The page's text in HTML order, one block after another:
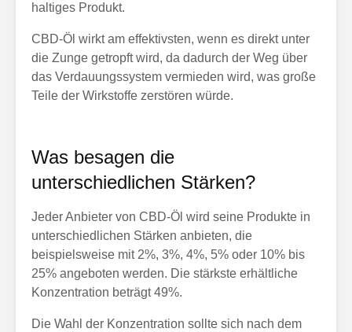
haltiges Produkt.
CBD-Öl wirkt am effektivsten, wenn es direkt unter
die Zunge getropft wird, da dadurch der Weg über
das Verdauungssystem vermieden wird, was große
Teile der Wirkstoffe zerstören würde.
Was besagen die
unterschiedlichen Stärken?
Jeder Anbieter von CBD-Öl wird seine Produkte in
unterschiedlichen Stärken anbieten, die
beispielsweise mit 2%, 3%, 4%, 5% oder 10% bis
25% angeboten werden. Die stärkste erhältliche
Konzentration beträgt 49%.
Die Wahl der Konzentration sollte sich nach dem